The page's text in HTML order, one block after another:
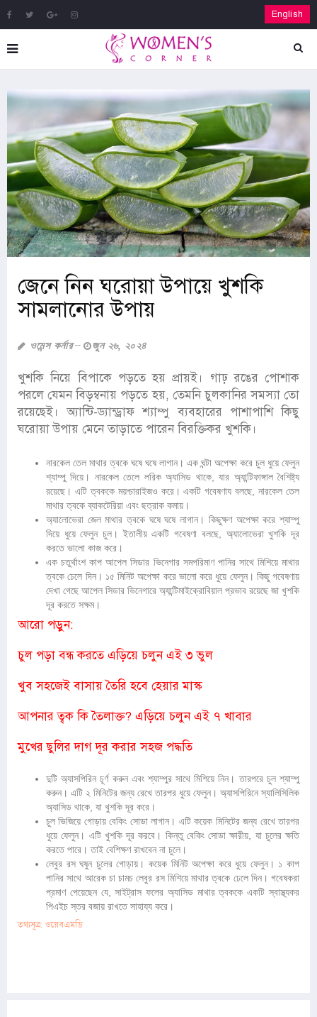
English
জেনে নিন ঘরোয়া উপায়ে খুশকি
সামলানোর উপায়
ওমেন্স কর্নার জুন ২৬, ২০২৪
খুশকি নিয়ে বিপাকে পড়তে হয় প্রায়ই। গাঢ় রঙের পোশাক
পরলে যেমন বিড়ম্বনায় পড়তে হয়, তেমনি চুলকানির সমস্যা তো
রয়েছেই। অ্যান্টি-ড্যান্ড্রাফ শ্যাম্পু ব্যবহারের পাশাপাশি কিছু
ঘরোয়া উপায় মেনে তাড়াতে পারেন বিরক্তিকর খুশকি।
নারকেল তেল মাথার ত্বকে ঘষে ঘষে লাগান। এক ঘন্টা অপেক্ষা করে চুল ধুয়ে ফেলুন
শ্যাম্পু দিয়ে। নারকেল তেলে লরিক অ্যাসিড থাকে, যার অ্যান্টিফাঙ্গাল বৈশিষ্ট্য
রয়েছে। এটি ত্বককে ময়শ্চারাইজও করে। একটি গবেষণায বলছে, নারকেল তেল
মাথার ত্বকে ব্যাকটেরিয়া এবং ছত্রাক কমায়।
অ্যালোভেরা জেল মাথার ত্বকে ঘষে ঘষে লাগান। কিছুক্ষণ অপেক্ষা করে শ্যাম্পু
দিয়ে ধুয়ে ফেলুন চুল। ইতালীয় একটি গবেষণা বলছে, অ্যালোভেরা খুশকি দূর
করতে ভালো কাজ করে।
এক চতুর্থাংশ কাপ আপেল সিডার ভিনেগার সমপরিমাণ পানির সাথে মিশিয়ে মাথার
ত্বকে ঢেলে দিন। ১৫ মিনিট অপেক্ষা করে ভালো করে ধুয়ে ফেলুন। কিছু গবেষণায়
দেখা গেছে আপেল সিডার ভিনেগারে অ্যান্টিমাইক্রোবিয়াল প্রভাব রয়েছে জা খুশকি
দূর করতে সক্ষম।
আরো পড়ুন:
চুল পড়া বন্ধ করতে এড়িয়ে চলুন এই ৩ ভুল
খুব সহজেই বাসায় তৈরি হবে হেয়ার মাস্ক
আপনার ত্বক কি তৈলাক্ত? এড়িয়ে চলুন এই ৭ খাবার
মুখের ছুলির দাগ দূর করার সহজ পদ্ধতি
দুটি অ্যাসপিরিন চূর্ণ করুন এবং শ্যাম্পুর সাথে মিশিয়ে নিন। তারপরে চুল শ্যাম্পু
করুন। এটি ২ মিনিটের জন্য রেখে তারপর ধুয়ে ফেলুন। অ্যাসপিরিনে স্যালিসিলিক
অ্যাসিড থাকে, যা খুশকি দূর করে।
চুল ভিজিয়ে গোড়ায় বেকিং সোডা লাগান। এটি কয়েক মিনিটের জন্য রেখে তারপর
ধুয়ে ফেলুন। এটি খুশকি দূর করবে। কিন্তু বেকিং সোডা ক্ষারীয়, যা চুলের ক্ষতি
করতে পারে। তাই বেশিক্ষণ রাখবেন না চুলে।
লেবুর রস ঘষুন চুলের গোড়ায়। কয়েক মিনিট অপেক্ষা করে ধুয়ে ফেলুন। ১ কাপ
পানির সাথে আরেক চা চামচ লেবুর রস মিশিয়ে মাথার ত্বকে ঢেলে দিন। গবেষকরা
প্রমাণ পেয়েছেন যে, সাইট্রাস ফলের অ্যাসিড মাথার ত্বককে একটি স্বাস্থ্যকর
পিএইচ স্তর বজায় রাখতে সাহায্য করে।
তথ্যসূত্র: ওয়েবএমডি